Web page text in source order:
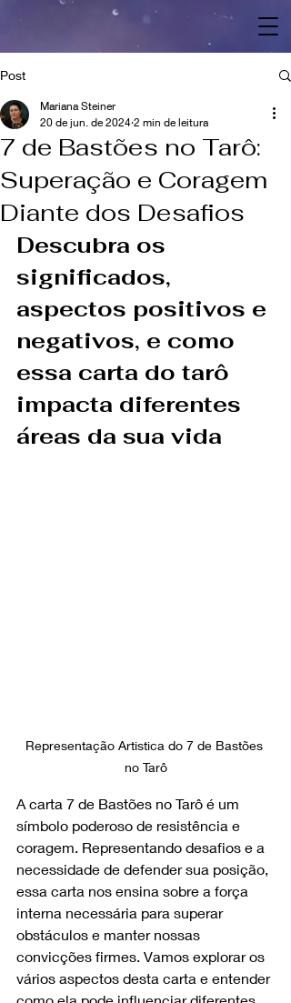
Post
7 de Bastões no Tarô:
Superação e Coragem
Diante dos Desafios
Mariana Steiner
20 de jun. de 2024 2 min de leitura
Descubra os
significados,
aspectos positivos e
negativos, e como
essa carta do tarô
impacta diferentes
áreas da sua vida
Representação Artistica do 7 de Bastões
no Tarô
A carta 7 de Bastões no Tarô é um
símbolo poderoso de resistência e
coragem. Representando desafios e a
necessidade de defender sua posição,
essa carta nos ensina sobre a força
interna necessária para superar
obstáculos e manter nossas
convicções firmes. Vamos explorar os
vários aspectos desta carta e entender